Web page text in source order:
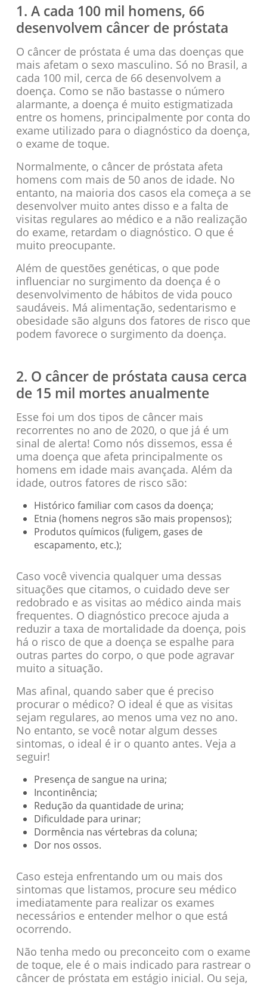
1. A cada 100 mil homens, 66
desenvolvem câncer de próstata
O câncer de próstata é uma das doenças que
mais afetam o sexo masculino. Só no Brasil, a
cada 100 mil, cerca de 66 desenvolvem a
doença. Como se não bastasse o número
alarmante, a doença é muito estigmatizada
entre os homens, principalmente por conta do
exame utilizado para o diagnóstico da doença,
o exame de toque.
Normalmente, o câncer de próstata afeta
homens com mais de 50 anos de idade. No
entanto, na maioria dos casos ela começa a se
desenvolver muito antes disso e a falta de
visitas regulares ao médico e a não realização
do exame, retardam o diagnóstico. O que é
muito preocupante.
Além de questões genéticas, o que pode
influenciar no surgimento da doença é o
desenvolvimento de hábitos de vida pouco
saudáveis. Má alimentação, sedentarismo e
obesidade são alguns dos fatores de risco que
podem favorece o surgimento da doença.
2. O câncer de próstata causa cerca
de 15 mil mortes anualmente
Esse foi um dos tipos de câncer mais
recorrentes no ano de 2020, o que já é um
sinal de alerta! Como nós dissemos, essa é
uma doença que afeta principalmente os
homens em idade mais avançada. Além da
idade, outros fatores de risco são:
Histórico familiar com casos da doença;
Etnia (homens negros são mais propensos);
Produtos químicos (fuligem, gases de
escapamento, etc.);
Caso você vivencia qualquer uma dessas
situações que citamos, o cuidado deve ser
redobrado e as visitas ao médico ainda mais
frequentes. O diagnóstico precoce ajuda a
reduzir a taxa de mortalidade da doença, pois
há o risco de que a doença se espalhe para
outras partes do corpo, o que pode agravar
muito a situação.
Mas afinal, quando saber que é preciso
procurar o médico? O ideal é que as visitas
sejam regulares, ao menos uma vez no ano.
No entanto, se você notar algum desses
sintomas, o ideal é ir o quanto antes. Veja a
seguir!
Presença de sangue na urina;
Incontinência;
Redução da quantidade de urina;
Dificuldade para urinar;
Dormência nas vértebras da coluna;
Dor nos ossos.
Caso esteja enfrentando um ou mais dos
sintomas que listamos, procure seu médico
imediatamente para realizar os exames
necessários e entender melhor o que está
ocorrendo.
Não tenha medo ou preconceito com o exame
de toque, ele é o mais indicado para rastrear o
câncer de próstata em estágio inicial. Ou seja,